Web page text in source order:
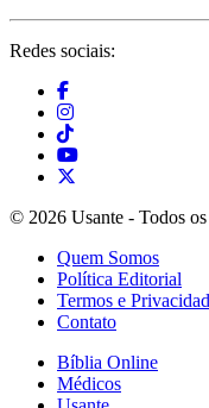
Redes sociais:
© 2026 Usante - Todos
Quem Somos
Política Editorial
Termos e
Contato
Bíblia Online
Médicos